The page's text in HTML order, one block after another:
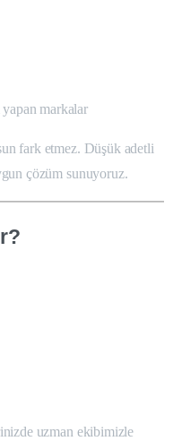
markalar
fark etmez. Düşük adetli
çözüm sunuyoruz.
uzman ekibimizle